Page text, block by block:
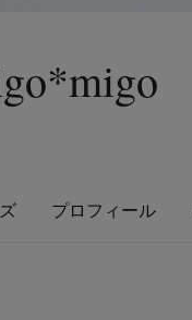
プロフィール